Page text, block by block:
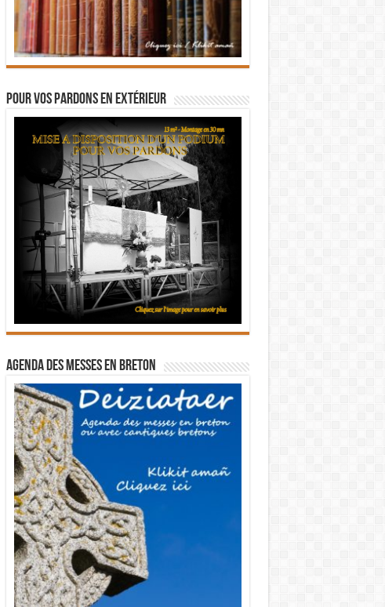
Pour vos pardons en extérieur
Agenda des messes en breton